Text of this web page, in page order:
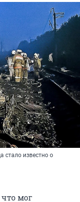
стало известно о
мог